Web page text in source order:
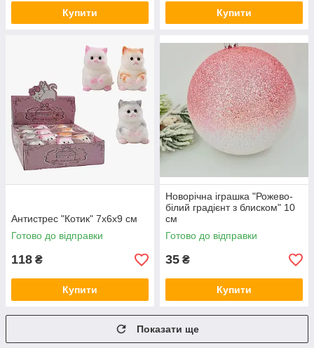
Купити Купити
Антистрес "Котик" 7х6х9 см
Готово до відправки
118 ₴
Купити
Новорічна іграшка "Рожево-
білий градієнт з блиском" 10
см
Готово до відправки
35 ₴
Купити
Показати ще